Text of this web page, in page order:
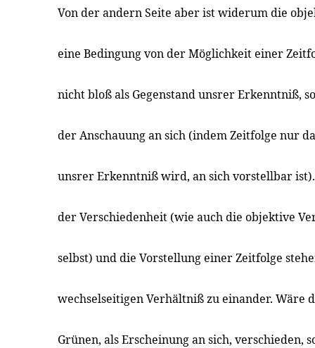
Von der andern Seite aber ist widerum die
eine Bedingung von der Möglichkeit einer
nicht bloß als Gegenstand unsrer Erkenntniß,
der Anschauung an sich (indem Zeitfolge nur
unsrer Erkenntniß wird, an sich vorstellbar
der Verschiedenheit (wie auch die objektive
selbst) und die Vorstellung einer Zeitfolge
wechselseitigen Verhältniß zu einander. Wäre
Grünen, als Erscheinung an sich, verschieden,